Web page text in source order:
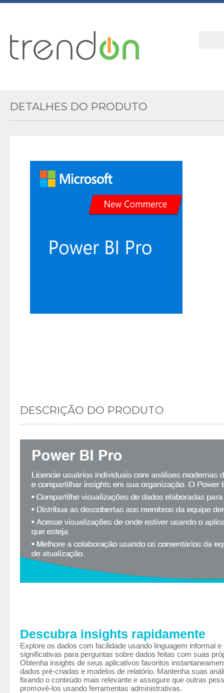
DETALHES DO PRODUTO
DESCRIÇÃO DO PRODUTO
Descubra insights rapidamente
Explore os dados com facilidade usando linguagem informal
significativas para perguntas sobre dados feitas com suas
Obtenha insights de seus aplicativos favoritos
dados pré-criadas e modelos de relatório. Mantenha suas
fixando o conteúdo mais relevante e assegure que outras
promovê-los usando ferramentas administrativas.